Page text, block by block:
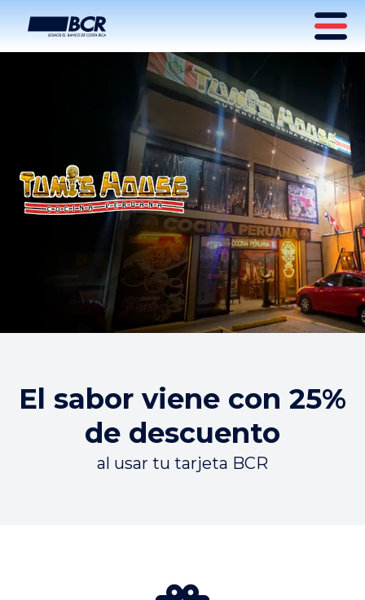
El sabor viene con 25%
de descuento
al usar tu tarjeta BCR